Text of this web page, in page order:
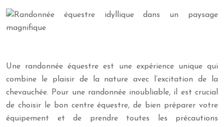
Une randonnée équestre est une expérience unique qui
combine le plaisir de la nature avec l’excitation de la
chevauchée. Pour une randonnée inoubliable, il est crucial
de choisir le bon centre équestre, de bien préparer votre
équipement et de prendre toutes les précautions